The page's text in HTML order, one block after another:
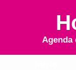
Agenda